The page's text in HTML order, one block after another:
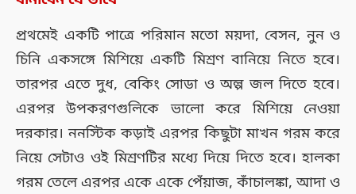
প্রথমেই একটি পাত্রে পরিমান মতো ময়দা, বেসন, নুন ও
চিনি একসঙ্গে মিশিয়ে একটি মিশ্রণ বানিয়ে নিতে হবে।
তারপর এতে দুধ, বেকিং সোডা ও অল্প জল দিতে হবে।
এরপর উপকরণগুলিকেভালো করেমিশিয়ে নেওয়া
দরকার। ননস্টিক কড়াই এরপর কিছুটা মাখন গরম করে
নিয়ে সেটাও ওই মিশ্রণটির মধ্যে দিয়ে দিতে হবে। হালকা
গরম তেলে এরপর একে একে পেঁয়াজ, কাঁচালঙ্কা, আদা ও